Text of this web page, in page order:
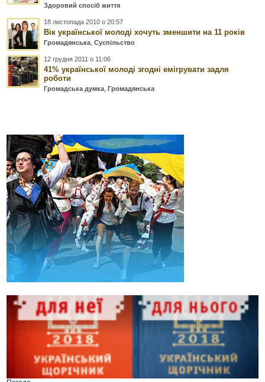
Здоровий спосіб життя
18 листопада 2010 о 20:57
Вік української молоді хочуть зменшити на 11 років
Громадянська ,Суспільство
12 грудня 2011 о 11:06
41% української молоді згодні емігрувати задля
роботи
Громадська думка ,Громадянська